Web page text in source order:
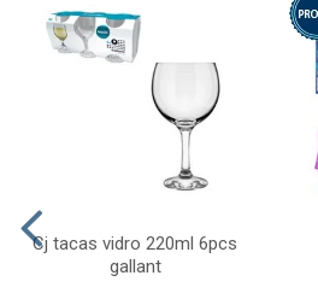
Cj tacas vidro 220ml 6pcs
gallant